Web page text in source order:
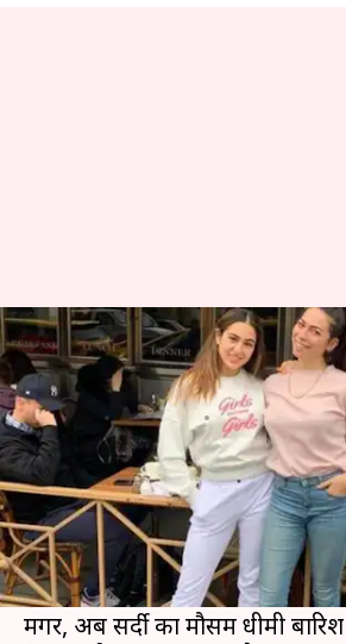
सर्दियों में आकर्षक लुक
इन ड्रेसिंग टिप्स को करें
लेखन अंजली Jan 12, 2020 09:51 pm
क्या है खबर?
हल्की धूप और सुहाना मौसम सर्दियों
कई बहारें लेकर आता है, इसलिए कई
इंतजार बेसबरी से करते हैं।
मगर, अब सर्दी का मौसम धीमी